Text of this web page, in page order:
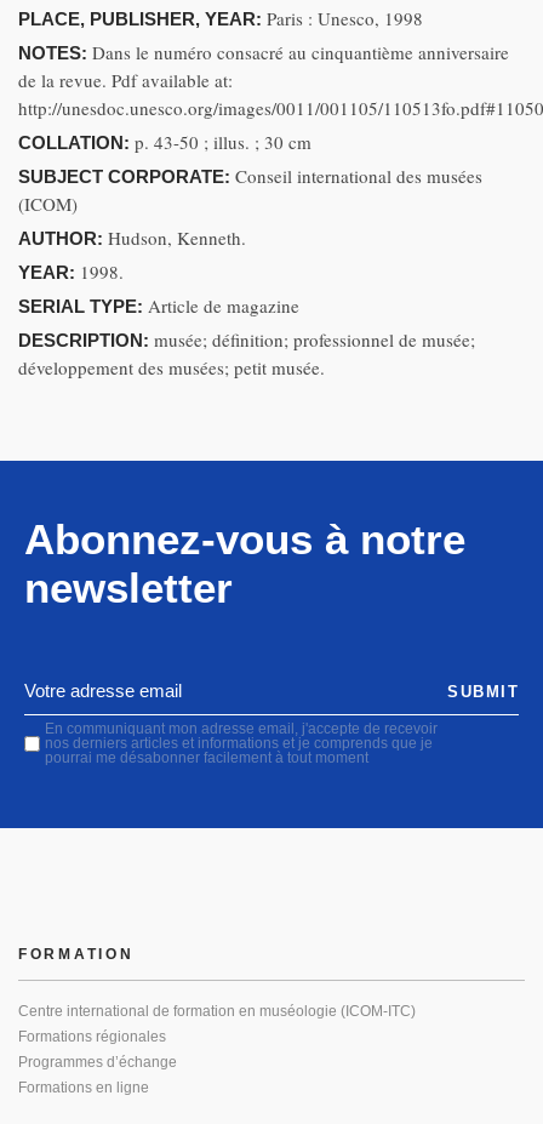
PLACE, PUBLISHER, YEAR: Paris : Unesco, 1998
NOTES: Dans le numéro consacré au cinquantième anniversaire
de la revue. Pdf available at:
http://unesdoc.unesco.org/images/0011/001105/
COLLATION: p. 43-50 ; illus. ; 30 cm
SUBJECT CORPORATE: Conseil international des musées
(ICOM)
AUTHOR: Hudson, Kenneth.
YEAR: 1998.
SERIAL TYPE: Article de magazine
DESCRIPTION: musée; définition; professionnel de musée;
développement des musées; petit musée.
Abonnez-vous à notre
newsletter
En communiquant mon adresse email, j'accepte de recevoir
nos derniers articles et informations et je comprends que je
pourrai me désabonner facilement à tout moment
SUBMIT
FORMATION
Centre international de formation en muséologie (ICOM-ITC)
Formations régionales
Programmes d’échange
Formations en ligne